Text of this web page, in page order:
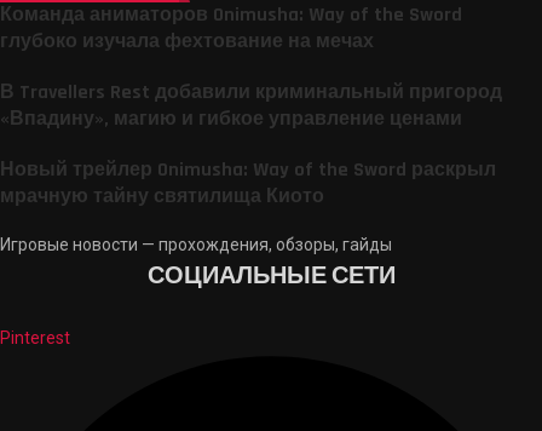
Команда аниматоров Onimusha: Way of the Sword
глубоко изучала фехтование на мечах
В Travellers Rest добавили криминальный пригород
«Впадину», магию и гибкое управление ценами
Новый трейлер Onimusha: Way of the Sword раскрыл
мрачную тайну святилища Киото
Игровые новости — прохождения, обзоры, гайды
СОЦИАЛЬНЫЕ СЕТИ
Pinterest